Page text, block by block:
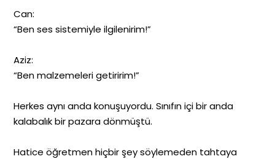
Can:
“Ben ses sistemiyle ilgilenirim!”
Aziz:
“Ben malzemeleri getiririm!”
Herkes aynı anda konuşuyordu. Sınıfın içi bir anda
kalabalık bir pazara dönmüştü.
Hatice öğretmen hiçbir şey söylemeden tahtaya